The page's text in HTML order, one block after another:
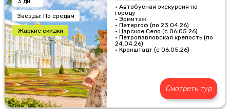
Заезды: По средам
Жаркие скидки
• Автобусная экскурсия по
городу
• Эрмитаж
• Петергоф (по 23.04.26)
• Царское Село (с 06.05.26)
• Петропавловская крепость (по
24.04.26)
• Кронштадт (с 06.05.26)
Смотреть тур